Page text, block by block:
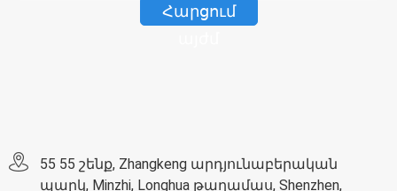
Հարցում
55 55 շենք, Zhangkeng արդյունաբերական
պարկ, Minzhi, Longhua թաղամաս, Shenzhen,